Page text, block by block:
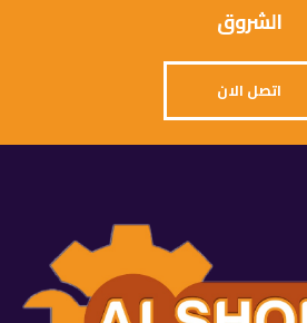
الشروق
اتصل الان